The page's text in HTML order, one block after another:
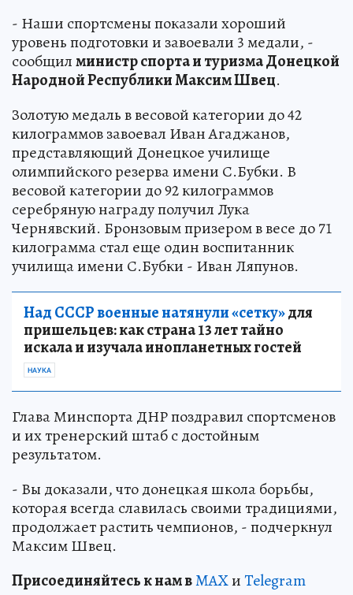
- Наши спортсмены показали хороший
уровень подготовки и завоевали 3 медали, -
сообщилминистр спорта и туризма Донецкой
Народной Республики Максим Швец.
Золотую медаль в весовой категории до 42
килограммов завоевал Иван Агаджанов,
представляющий Донецкое училище
олимпийского резерва имени С.Бубки. В
весовой категории до 92 килограммов
серебряную награду получил Лука
Чернявский. Бронзовым призером в весе до 71
килограмма стал еще один воспитанник
училища имени С.Бубки - Иван Ляпунов.
Над СССР военные натянули «сетку»для
пришельцев: как страна 13 лет тайно
искала и изучала инопланетных гостей
НАУКА
Глава Минспорта ДНР поздравил спортсменов
и их тренерский штаб с достойным
результатом.
- Вы доказали, что донецкая школа борьбы,
которая всегда славилась своими традициями,
продолжает растить чемпионов, - подчеркнул
Максим Швец.
Присоединяйтесь к нам вMAXиTelegram